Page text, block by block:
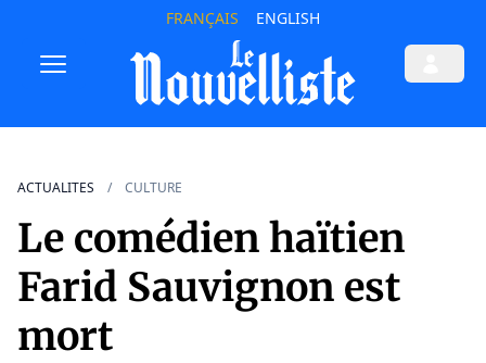
FRANÇAIS ENGLISH
ACTUALITES CULTURE
Le comédien haïtien
Farid Sauvignon est
mort